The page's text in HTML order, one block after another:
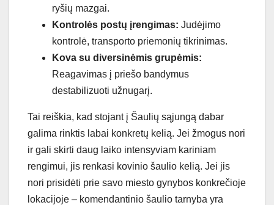
ryšių mazgai.
Kontrolės postų įrengimas: Judėjimo
kontrolė, transporto priemonių tikrinimas.
Kova su diversinėmis grupėmis:
Reagavimas į priešo bandymus
destabilizuoti užnugarį.
Tai reiškia, kad stojant į Šaulių sąjungą dabar
galima rinktis labai konkretų kelią. Jei žmogus nori
ir gali skirti daug laiko intensyviam kariniam
rengimui, jis renkasi kovinio šaulio kelią. Jei jis
nori prisidėti prie savo miesto gynybos konkrečioje
lokacijoje – komendantinio šaulio tarnyba yra